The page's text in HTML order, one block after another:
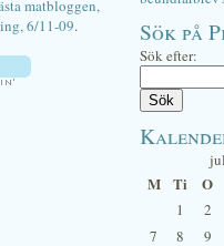
matbloggen,
6/11-09. Sök på
Sök efter:
M Ti O
1 2
7
8 9